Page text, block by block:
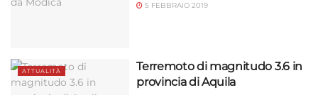
5 FEBBRAIO 2019
ATTUALITÀ
Terremoto di magnitudo 3.6 in
provincia di Aquila